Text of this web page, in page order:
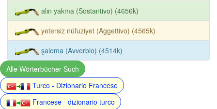
alın yakma (Sostantivo) (4656k)
yetersiz nüfuziyet (Aggettivo) (4565k)
şaloma (Avverbio) (4514k)
Alle Wörterbücher Such
Turco - Dizionario Francese
Francese - dizionario turco